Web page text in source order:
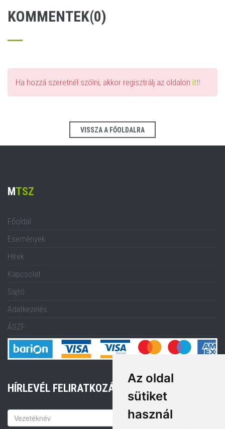
Az oldal
sütiket
használ
KOMMENTEK(0)
Ha hozzá szeretnél szólni, akkor regisztrálj az oldalon itt!
VISSZA A FŐOLDALRA
MTSZ
Főoldal
Események
Hírek
Kapcsolat
Sajtó
Adatkezelés
ÁSZF
HÍRLEVÉL FELIRATKOZÁS
Keresztnév